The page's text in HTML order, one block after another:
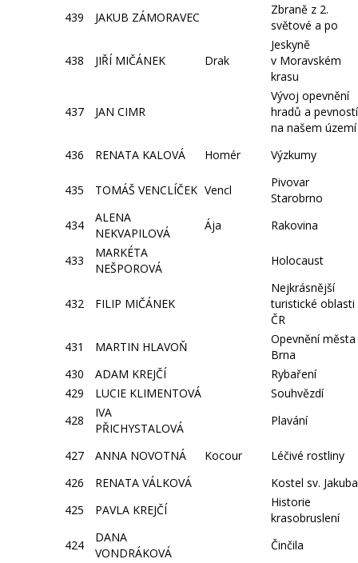
439 JAKUB ZÁMORAVEC
Zbraně z 2.
světové a po
438 JIŘÍ MIČÁNEK Drak
Jeskyně
v Moravském
krasu
437 JAN CIMR
Vývoj opevnění
hradů a pevností
na našem území
436
RENATA KALOVÁ Homér Výzkumy
435 TOMÁŠ VENCLÍČEK Vencl
Pivovar
Starobrno
434
ALENA
NEKVAPILOVÁ
Ája Rakovina
433
MARKÉTA
NEŠPOROVÁ
Holocaust
432 FILIP MIČÁNEK
Nejkrásnější
turistické oblasti
ČR
431
MARTIN HLAVOŇ
Opevnění města
Brna
430
ADAM KREJČÍ
Rybaření
429
LUCIE KLIMENTOVÁ
Souhvězdí
428
IVA
PŘICHYSTALOVÁ
Plavání
427 ANNA NOVOTNÁ Kocour
Léčivé rostliny
426
RENATA VÁLKOVÁ
Kostel sv. Jakuba
425
PAVLA KREJČÍ
Historie
krasobruslení
424
DANA
VONDRÁKOVÁ
Činčila